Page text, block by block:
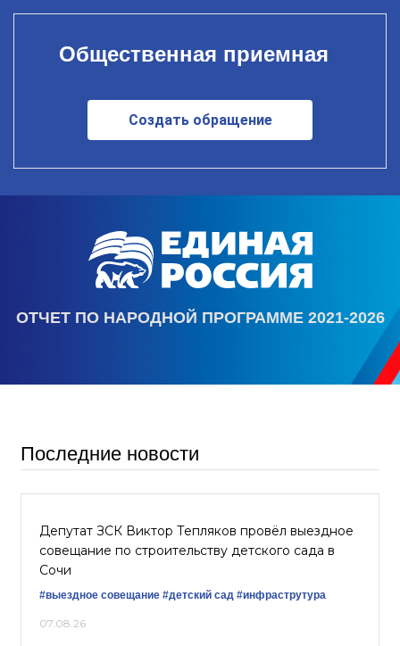
Общественная приемная
Создать обращение
ОТЧЕТ ПО НАРОДНОЙ ПРОГРАММЕ 2021-2026
Последние новости
Депутат ЗСК Виктор Тепляков провёл выездное
совещание по строительству детского сада в
Сочи
#выездное совещание #детский сад #инфраструтура
07.08.26